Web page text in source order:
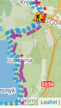
Leaflet |